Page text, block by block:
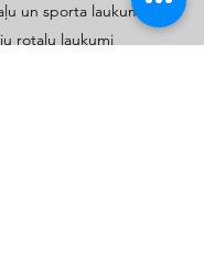
un sporta laukumi
rotaļu laukumi